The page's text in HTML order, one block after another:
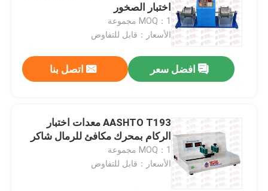
اختبار الصخور
MOQ：1 مجموعة
الأسعار：قابل للتفاوض
افضل سعر اتصل بنا
AASHTO T193 معدات اختبار
الركام بمحرك مكافئ للرمال شاكر
MOQ：1 مجموعة
الأسعار：قابل للتفاوض